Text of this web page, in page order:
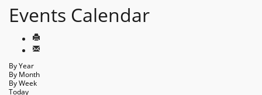
Events Calendar
By Year
By Month
By Week
Today